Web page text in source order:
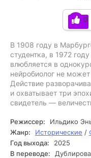
TS 0
В 1908 году в
студентка, в 1972
влюбляется в
нейробиолог не
Действие
и охватывает три
свидетель —
Режиссер:
Ильдико
Жанр:
Исторические /
Год выхода:
2025
В переводе: